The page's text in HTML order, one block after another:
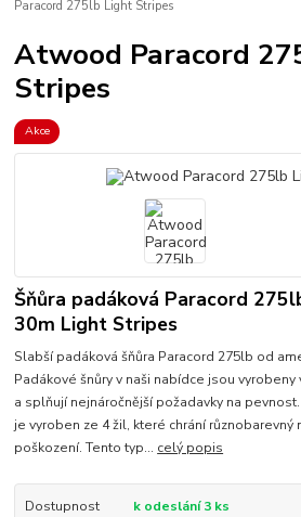
Paracord 275lb Light Stripes
Atwood Paracord
Stripes
Akce
Šňůra padáková Paracord
30m Light Stripes
Slabší padáková šňůra Paracord 275lb od
Padákové šnůry v naši nabídce jsou
a splňují nejnáročnější požadavky na
je vyroben ze 4 žil, které chrání
poškození. Tento typ... celý popis
Dostupnost
k odeslání 3 ks